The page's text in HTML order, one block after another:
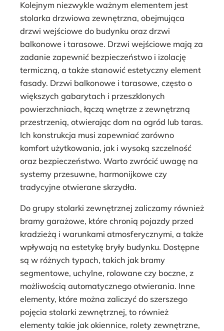
Kolejnym niezwykle ważnym elementem jest
stolarka drzwiowa zewnętrzna, obejmująca
drzwi wejściowe do budynku oraz drzwi
balkonowe i tarasowe. Drzwi wejściowe mają za
zadanie zapewnić bezpieczeństwo i izolację
termiczną, a także stanowić estetyczny element
fasady. Drzwi balkonowe i tarasowe, często o
większych gabarytach i przeszklonych
powierzchniach, łączą wnętrze z zewnętrzną
przestrzenią, otwierając dom na ogród lub taras.
Ich konstrukcja musi zapewniać zarówno
komfort użytkowania, jak i wysoką szczelność
oraz bezpieczeństwo. Warto zwrócić uwagę na
systemy przesuwne, harmonijkowe czy
tradycyjne otwierane skrzydła.
Do grupy stolarki zewnętrznej zaliczamy również
bramy garażowe, które chronią pojazdy przed
kradzieżą i warunkami atmosferycznymi, a także
wpływają na estetykę bryły budynku. Dostępne
są w różnych typach, takich jak bramy
segmentowe, uchylne, rolowane czy boczne, z
możliwością automatycznego otwierania. Inne
elementy, które można zaliczyć do szerszego
pojęcia stolarki zewnętrznej, to również
elementy takie jak okiennice, rolety zewnętrzne,